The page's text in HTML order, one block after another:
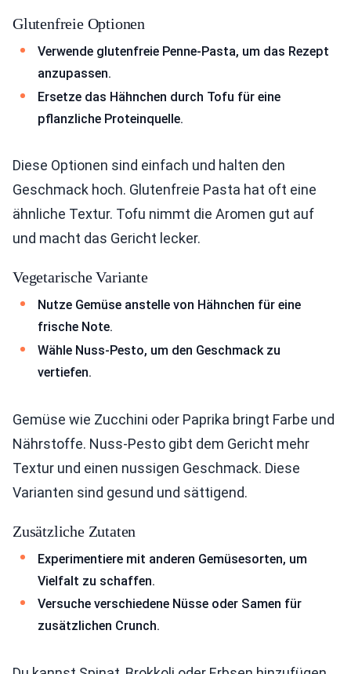
Glutenfreie Optionen
Verwende glutenfreie Penne-Pasta, um das Rezept
anzupassen.
Ersetze das Hähnchen durch Tofu für eine
pflanzliche Proteinquelle.
Diese Optionen sind einfach und halten den
Geschmack hoch. Glutenfreie Pasta hat oft eine
ähnliche Textur. Tofu nimmt die Aromen gut auf
und macht das Gericht lecker.
Vegetarische Variante
Nutze Gemüse anstelle von Hähnchen für eine
frische Note.
Wähle Nuss-Pesto, um den Geschmack zu
vertiefen.
Gemüse wie Zucchini oder Paprika bringt Farbe und
Nährstoffe. Nuss-Pesto gibt dem Gericht mehr
Textur und einen nussigen Geschmack. Diese
Varianten sind gesund und sättigend.
Zusätzliche Zutaten
Experimentiere mit anderen Gemüsesorten, um
Vielfalt zu schaffen.
Versuche verschiedene Nüsse oder Samen für
zusätzlichen Crunch.